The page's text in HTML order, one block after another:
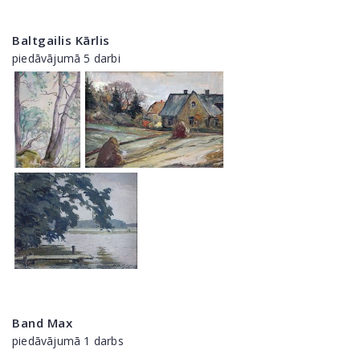
Baltgailis Kārlis
piedāvājumā 5 darbi
Band Max
piedāvājumā 1 darbs